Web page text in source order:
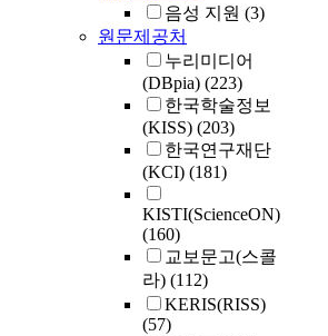
음성 지원 (3)
원문제공처
누리미디어
(DBpia) (223)
한국학술정보
(KISS) (203)
한국연구재단
(KCI) (181)
KISTI(ScienceON)
(160)
교보문고(스콜
라) (112)
KERIS(RISS)
(57)